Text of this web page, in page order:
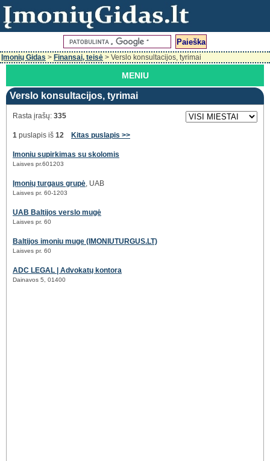
Įmonių Gidas > Finansai, teisė > Verslo konsultacijos, tyrimai
MENIU
Verslo konsultacijos, tyrimai
Rasta įrašų: 335
1 puslapis iš 12 Kitas puslapis >>
Imoniu supirkimas su skolomis
Laisves pr.601203
Įmonių turgaus grupė, UAB
Laisves pr. 60-1203
UAB Baltijos verslo mugė
Laisves pr. 60
Baltijos imoniu muge (IMONIUTURGUS.LT)
Laisves pr. 60
ADC LEGAL | Advokatų kontora
Dainavos 5, 01400